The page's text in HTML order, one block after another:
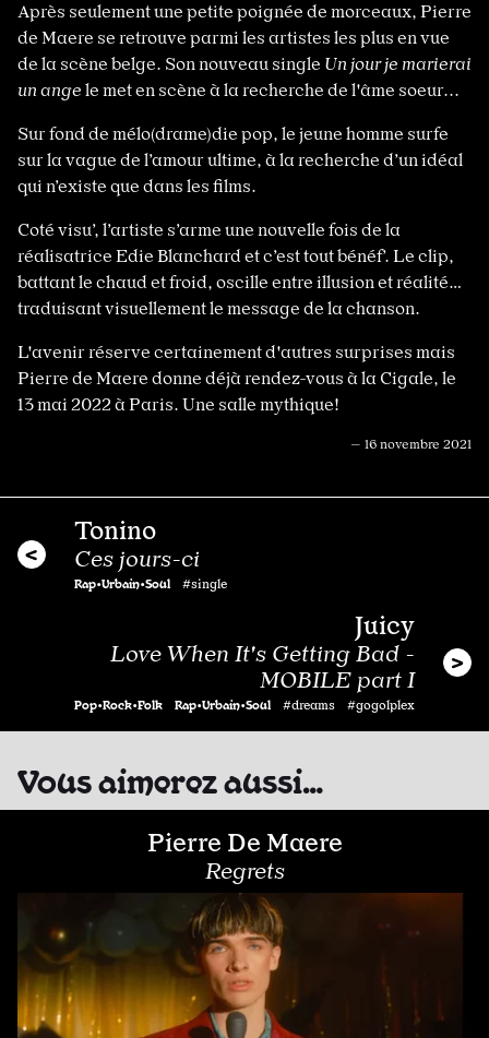
Après seulement une petite poignée de morceaux, Pierre
de Maere se retrouve parmi les artistes les plus en vue
de la scène belge. Son nouveau single Un jour je marierai
un ange le met en scène à la recherche de l'âme soeur...
Sur fond de mélo(drame)die pop, le jeune homme surfe
sur la vague de l’amour ultime, à la recherche d’un idéal
qui n’existe que dans les films.
Coté visu’, l’artiste s’arme une nouvelle fois de la
réalisatrice Edie Blanchard et c’est tout bénéf’. Le clip,
battant le chaud et froid, oscille entre illusion et réalité…
traduisant visuellement le message de la chanson.
L'avenir réserve certainement d'autres surprises mais
Pierre de Maere donne déjà rendez-vous à la Cigale, le
13 mai 2022 à Paris. Une salle mythique!
— 16 novembre 2021
Tonino
Ces jours-ci
Rap•Urbain•Soul #single
Juicy
Love When It's Getting Bad -
MOBILE part I
Pop•Rock•Folk Rap•Urbain•Soul #dreams #gogolplex
Vous aimerez aussi…
Pierre De Maere
Regrets